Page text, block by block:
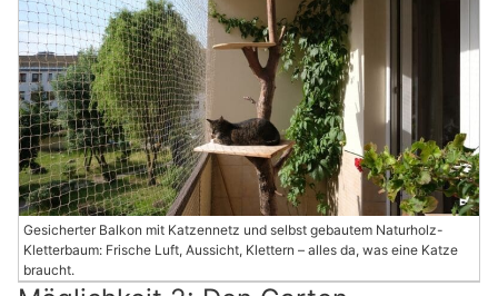
Gesicherter Balkon mit Katzennetz und selbst gebautem Naturholz-
Kletterbaum: Frische Luft, Aussicht, Klettern – alles da, was eine Katze
braucht.